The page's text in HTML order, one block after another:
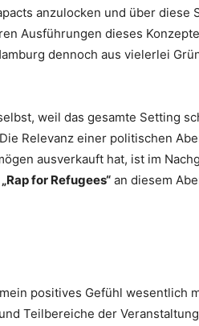
anzulocken und über diese
Ausführungen dieses
dennoch aus vielerlei
weil das gesamte Setting
Relevanz einer politischen
ausverkauft hat, ist im
„Rap for Refugees“ an diesem
positives Gefühl wesentlich
Teilbereiche der